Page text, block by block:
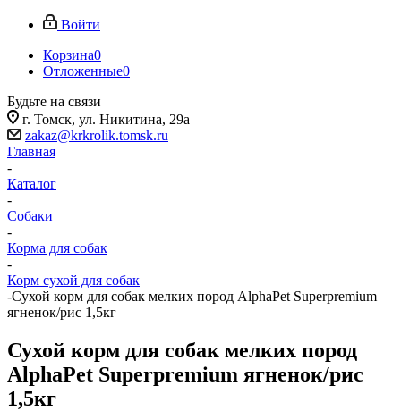
Войти
Корзина0
Отложенные0
Будьте на связи
г. Томск, ​ул. Никитина, 29а
zakaz@krkrolik.tomsk.ru
Главная
-
Каталог
-
Собаки
-
Корма для собак
-
Корм сухой для собак
-Сухой корм для собак мелких пород AlphaPet Superpremium
ягненок/рис 1,5кг
Сухой корм для собак мелких пород
AlphaPet Superpremium ягненок/рис
1,5кг